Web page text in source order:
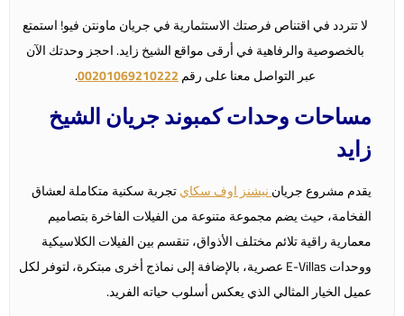
لا تتردد في اقتناص فرصتك الاستثمارية في جريان ماونتن فيو! استمتع
بالخصوصية والرفاهية في أرقى مواقع الشيخ زايد. احجز وحدتك الآن
عبر التواصل معنا على رقم00201069210222
.
مساحات وحدات كمبوند جريان الشيخ
زايد
يقدم مشروع جرياننيشنز اوف سكايتجربة سكنية متكاملة لعشاق
الفخامة، حيث يضم مجموعة متنوعة من الفيلات الفاخرة بتصاميم
معمارية راقية تلائم مختلف الأذواق، تنقسم بين الفيلات الكلاسيكية
ووحدات E-Villas عصرية، بالإضافة إلى نماذج أخرى مبتكرة، لتوفر لكل
عميل الخيار المثالي الذي يعكس أسلوب حياته الفريد.